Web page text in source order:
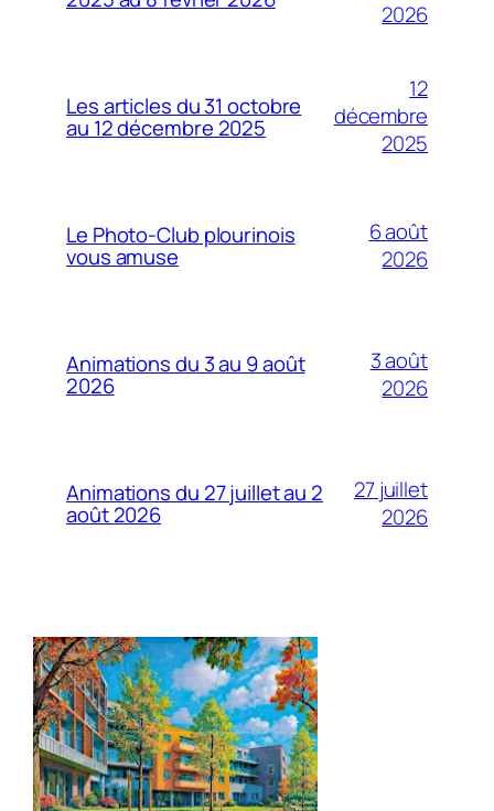
2026
Les articles du 31 octobre
au 12 décembre 2025
12
décembre
2025
Le Photo-Club plourinois
vous amuse
6 août
2026
Animations du 3 au 9 août
2026
3 août
2026
Animations du 27 juillet au 2
août 2026
27 juillet
2026